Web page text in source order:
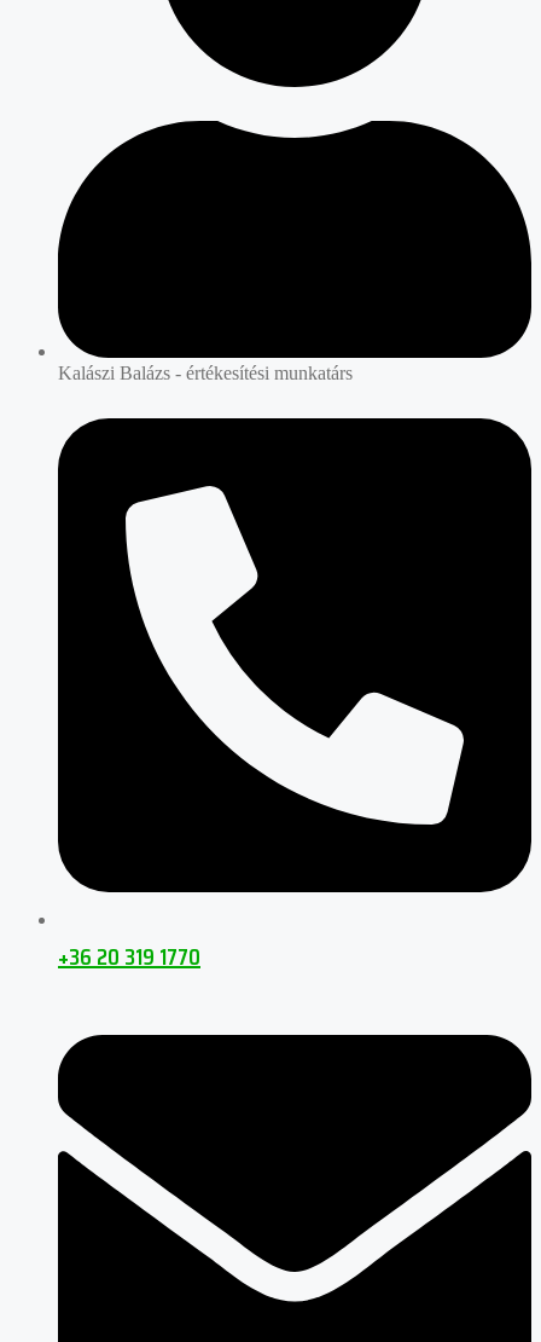
Kalászi Balázs - értékesítési munkatárs
+36 20 319 1770